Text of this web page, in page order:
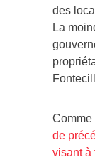
des
La
Comme
de
visant à